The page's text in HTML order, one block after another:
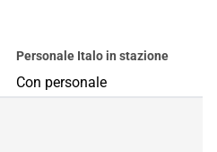
Personale Italo in stazione
Con personale